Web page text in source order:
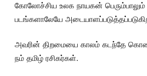
கோலோச்சிய உலக நாயகன்
படங்களாலேயே
அவரின் திறமையை காலம் கடந்தே
நம் தமிழ் ரசிகர்கள்.